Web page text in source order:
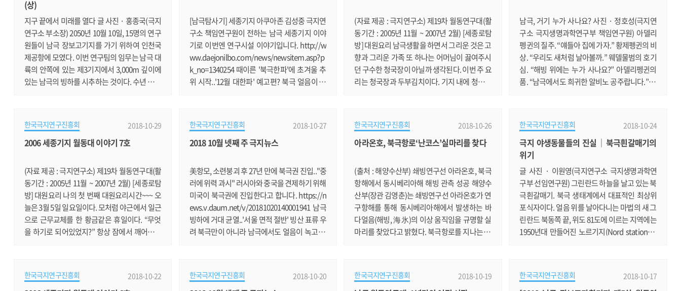
~~~ 뭐 그럴까? (--);; 아무튼 3월 19일 오후에 요
리를 시작 했습니다. 우선 쌀을 씻어 놓고.......
s://news.v.daum.net/v/20181104110018071
남극여행 땐 국가의 허락을 받으라고요? 남.......
향에 발맞추어 우리나라도 2020년부터 본격적
인 탐사를 할 예정이다. 사.......
구로, 이빨고기류와 크릴류 등을 관리 ** 주요국
입어 승인 척수 : 한국 9(이빨.......
(상)
지구 끝에서 미래를 열다 글 사진 · 홍종국(극지
연구소 부소장) 2050년 10월 10일, 15명의 연구
원들이 남극 장보고기지를 가기 위하여 인천국
제공항에 모였다. 이번 연구팀의 임무는 남극 대
륙의 안쪽에 있는 제3기지에서 3,000m 깊이에
있는 남극의 빙하를 시추하는 것이다. 수년 동안
채취하는 것을 목표로 하고 있다. 30년 후 세계
최초 100만 년 전 빙하 확보할 것 남극빙하는 눈
고 있다. 이 공기는 눈이 내릴 당시 형성된 것으
로 이것의 성분을 분석하면.......
[남극탐사기] 세종기지 아쿠아존 김성중 극지연
구소 책임연구원이 전하는 남극 세종기지 이야
기로 이번엔 연구시설 이야기입니다. http://w
ww.daejonilbo.com/news/newsitem.asp?p
k_no=1340254 때이른 '북극한파'에 초겨울 추
위 시작..'12월 대한파' 예고편? 북극 얼음이 녹
루' 우수도서관 선정 극지연구소의 극지과학 전
문도서관이 상을 받았습니다. https://news.v.d
지, 피부과·정형외과 질환 다수 발생 남극세종
기지의 질환 1위가 피부병이군요. http://www.
bosa.c.......
(자료 제공 : 극지연구소) 제19차 월동연구대(활
동기간 : 2005년 11월 ~ 2007년 2월) [세종로탐
방] 대원요리 남극생활을 하면서 그리운 것은 고
향과 그리운 가족 또 하나는 어머님이 끓여주시
던 구수한 청국장이 아닐까 생각된다. 이번 주 요
리는 청국장과 두부김치이다. 기지 내에 청국장
성 3일째, 청국장이 완성됐다. 특유의 이상한 냄
새 ^^ 일요일 아침 대원들에게 점심까지 준비할
물국수 그런데, 여기에서 큰 실수를 해버렸다 ㅜ
ㅜ;; 콩물국수.......
남극, 거기 누가 사나요? 사진 · 정호성(극지연
구소 극지생명과학연구부 책임연구원) 아델리
펭귄의 질주. “얘들아 집에 가자.” 황제펭귄의 비
상. “우리도 새처럼 날아볼까.” 웨델물범의 호기
심. “해빙 위에는 누가 사나요?” 아델리펭귄의
품. “남극에서도 희귀한 알비노 공주랍니다.” 아
에 왔어요.” 멜버른 화산의 포효. “여기가 바로
대자연이 숨 쉬는 남극” 범고래 가족의 나들이.
“엄마 아빠, 같이 가요.”
한국극지연구진흥회 2018-10-29
2006 세종기지 월동대 이야기 7호
(자료 제공 : 극지연구소) 제19차 월동연구대(활
동기간 : 2005년 11월 ~ 2007년 2월) [세종로탐
방] 대원요리 나의 첫 번째 대원요리시간~~~ 오
늘은 3월 5일 일요일이다. 모처럼 야근에서 일근
으로 근무교체를 한 황금같은 휴일이다. “무엇
을 하기로 되어있었지?” 항상 잠에서 깨어나자
로 비벼 제거하면서, 비몽사몽간에 보여지는 탁
한국극지연구진흥회 2018-10-27
2018 10월 넷째 주 극지뉴스
美항모, 소련붕괴 후 27년 만에 북극권 진입.."중
러에 위력 과시" 러시아와 중국을 견제하기 위해
미국이 북극권에 진입한다고 합니다. https://n
ews.v.daum.net/v/20181020140001941 남극
빙하에 거대 균열..'서울 면적 절반' 빙산 표류 우
려 북극만이 아니라 남극에서도 얼음이 녹고 있
형 빙산이 발견돼 화제입니다. https://news.v.
한국극지연구진흥회 2018-10-26
아라온호, 북극항로‘난코스’실마리를 찾다
(출처 : 해양수산부) 쇄빙연구선 아라온호, 북극
항해에서 동시베리아해 해빙 관측 성공 해양수
산부(장관 김영춘)는 쇄빙연구선 아라온호가 연
구항해를 통해 동시베리아해에서 발생하는 바
다얼음(해빙, 海氷)의 이상 움직임을 규명할 실
마리를 찾았다고 밝혔다. 북극항로를 지나는 선
드나드는 관문인 동시베리아해에서는 다른 북
한국극지연구진흥회 2018-10-24
극지 야생동물들의 진실｜북극흰갈매기의
위기
글 사진 · 이원영(극지연구소 극지생명과학연
구부 선임연구원) 그린란드 하늘을 날고 있는 북
극흰갈매기. 북극 생태계에서 대표적인 최상위
포식자이다. 얼음 위를 날아다니는 마법의 새 그
린란드 북동쪽 끝, 위도 81도에 이르는 지역에는
1950년대 만들어진 노르기지(Nord station)가
의 기간이 눈으로 덮여 있어 사람이 생활하기 힘
한국극지연구진흥회 2018-10-22 한국극지연구진흥회 2018-10-20 한국극지연구진흥회 2018-10-19 한국극지연구진흥회 2018-10-17